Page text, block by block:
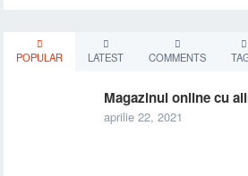
POPULAR LATEST COMMENTS
Magazinul online cu
aprilie 22, 2021